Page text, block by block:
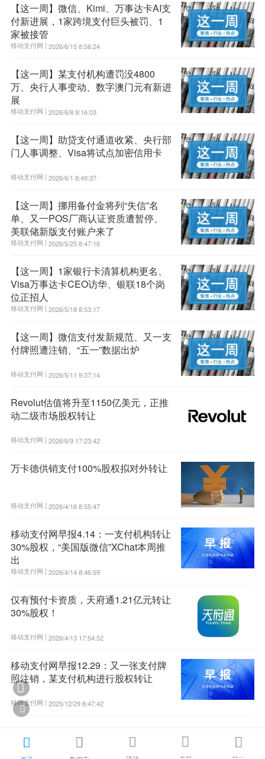
【这一周】微信、Kimi、万事达卡AI支
付新进展，1家跨境支付巨头被罚、1
家被接管
移动支付网 | 2026/6/15 8:56:24
【这一周】某支付机构遭罚没4800
万、央行人事变动、数字澳门元有新进
展
移动支付网 | 2026/6/8 9:16:03
【这一周】助贷支付通道收紧、央行部
门人事调整、Visa将试点加密信用卡
移动支付网 | 2026/6/1 8:49:37
【这一周】挪用备付金将列“失信”名
单、又一POS厂商认证资质遭暂停、
美联储新版支付账户来了
移动支付网 | 2026/5/25 8:47:16
【这一周】1家银行卡清算机构更名、
Visa万事达卡CEO访华、银联18个岗
位正招人
移动支付网 | 2026/5/18 8:53:17
【这一周】微信支付发新规范、又一支
付牌照遭注销、“五一”数据出炉
移动支付网 | 2026/5/11 9:37:14
Revolut估值将升至1150亿美元，正推
动二级市场股权转让
移动支付网 | 2026/6/9 17:23:42
万卡德供销支付100%股权拟对外转让
移动支付网 | 2026/4/16 8:55:47
移动支付网早报4.14：一支付机构转让
30%股权，“美国版微信”XChat本周推
出
移动支付网 | 2026/4/14 8:46:59
仅有预付卡资质，天府通1.21亿元转让
30%股权！
移动支付网 | 2026/4/13 17:54:52
移动支付网早报12.29：又一张支付牌
照注销，某支付机构进行股权转让
移动支付网 | 2025/12/29 8:47:42
    

